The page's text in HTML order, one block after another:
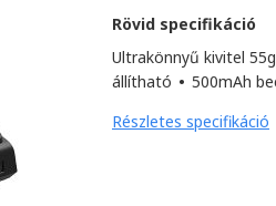
Rövid specifikáció
Ultrakönnyű kivitel
állítható • 500mAh
Részletes specifikáció